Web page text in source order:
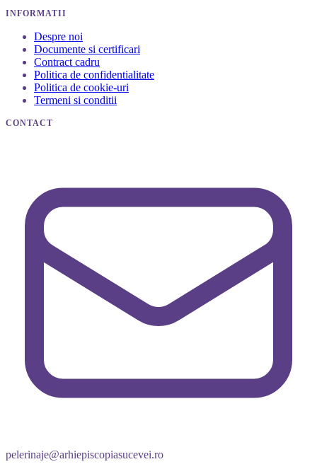
INFORMATII
Despre noi
Documente si certificari
Contract cadru
Politica de confidentialitate
Politica de cookie-uri
Termeni si conditii
CONTACT
pelerinaje@arhiepiscopiasucevei.ro